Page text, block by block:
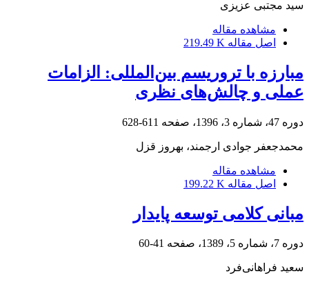
سید مجتبی عزیزی
مشاهده مقاله
اصل مقاله 219.49 K
مبارزه با تروریسم بین‌المللی: الزامات
عملی و چالش‌های نظری
دوره 47، شماره 3، 1396، صفحه 611-628
محمدجعفر جوادی ارجمند، بهروز قزل
مشاهده مقاله
اصل مقاله 199.22 K
مبانی کلامی توسعه پایدار
دوره 7، شماره 5، 1389، صفحه 41-60
سعید فراهانی‌فرد